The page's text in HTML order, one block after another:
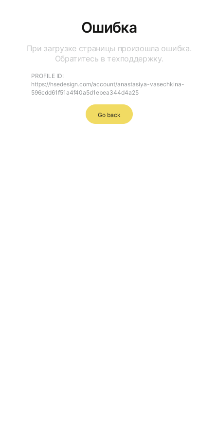
Ошибка
При загрузке страницы произошла ошибка.
Обратитесь в техподдержку.
PROFILE ID:
https://hsedesign.com/account/anastasiya-vasechkina-
596cdd61f51a4f40a5d1ebea344d4a25
Go back